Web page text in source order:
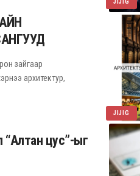
JIJIG
JIJIG
зайгаар
архитектур,
цус”-ыг